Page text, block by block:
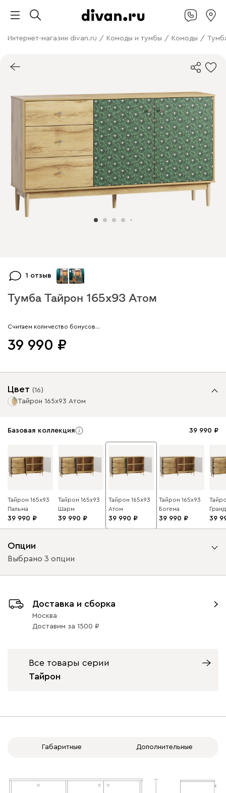
Интернет-магазин divan.ru / Комоды и тумбы / Комоды /
1 отзыв
+1
Тумба Тайрон 165x93 Атом
Арт. 200510
Считаем количество бонусов…
39 990
Цвет (16)
Тайрон 165x93 Атом
Базовая коллекция 39 990
Тайрон 165x93
Пальма ​
39 990
Тайрон 165x93
Шарм ​
39 990
Тайрон 165x93
Атом
39 990
Тайрон 165x93
Богема ​
39 990 39
Опции
Выбрано 3 опции
с доводчиками без доводчиков
Вариант исполнения
Доставка и сборка
Москва
Доставим за 1500
Все товары серии
Тайрон
Габаритные Дополнительные